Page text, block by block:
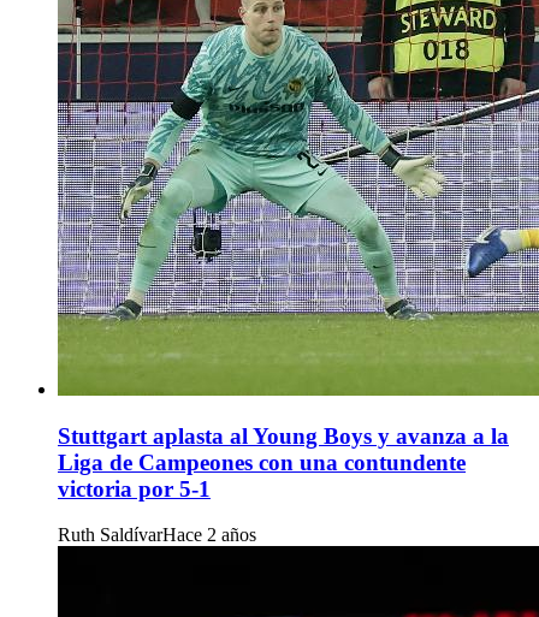
Stuttgart aplasta al Young Boys y avanza a la
Liga de Campeones con una contundente
victoria por 5-1
Ruth SaldívarHace 2 años